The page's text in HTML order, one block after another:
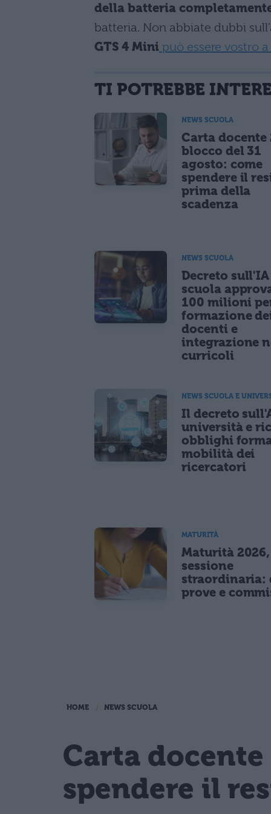
della batteria
batteria. Non abbiate dubbi
GTS 4 Mini può essere vostro a
TI POTREBBE
NEWS SCUOLA
Carta docente
blocco del 31
agosto: come
spendere il
prima della
scadenza
NEWS SCUOLA
Decreto sull'IA
scuola
100 milioni
formazione
docenti e
integrazione
curricoli
NEWS SCUOLA E
Il decreto
università e
obblighi
mobilità dei
ricercatori
MATURITÀ
Maturità 2026,
sessione
straordinaria:
prove e
HOME NEWS SCUOLA
Carta
spendere il